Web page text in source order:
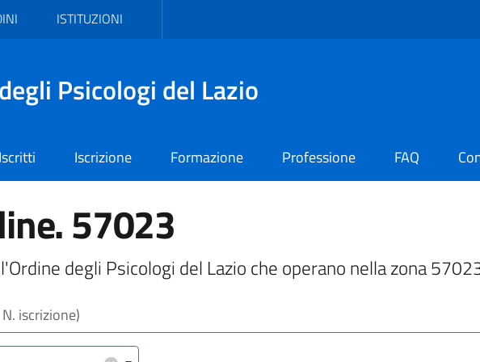
ISTITUZIONI
Psicologi del Lazio
Iscrizione Formazione Professione FAQ
57023
degli Psicologi del Lazio che operano nella zona